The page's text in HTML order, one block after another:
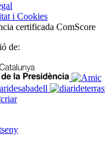
i Cookies
certificada ComScore
de: